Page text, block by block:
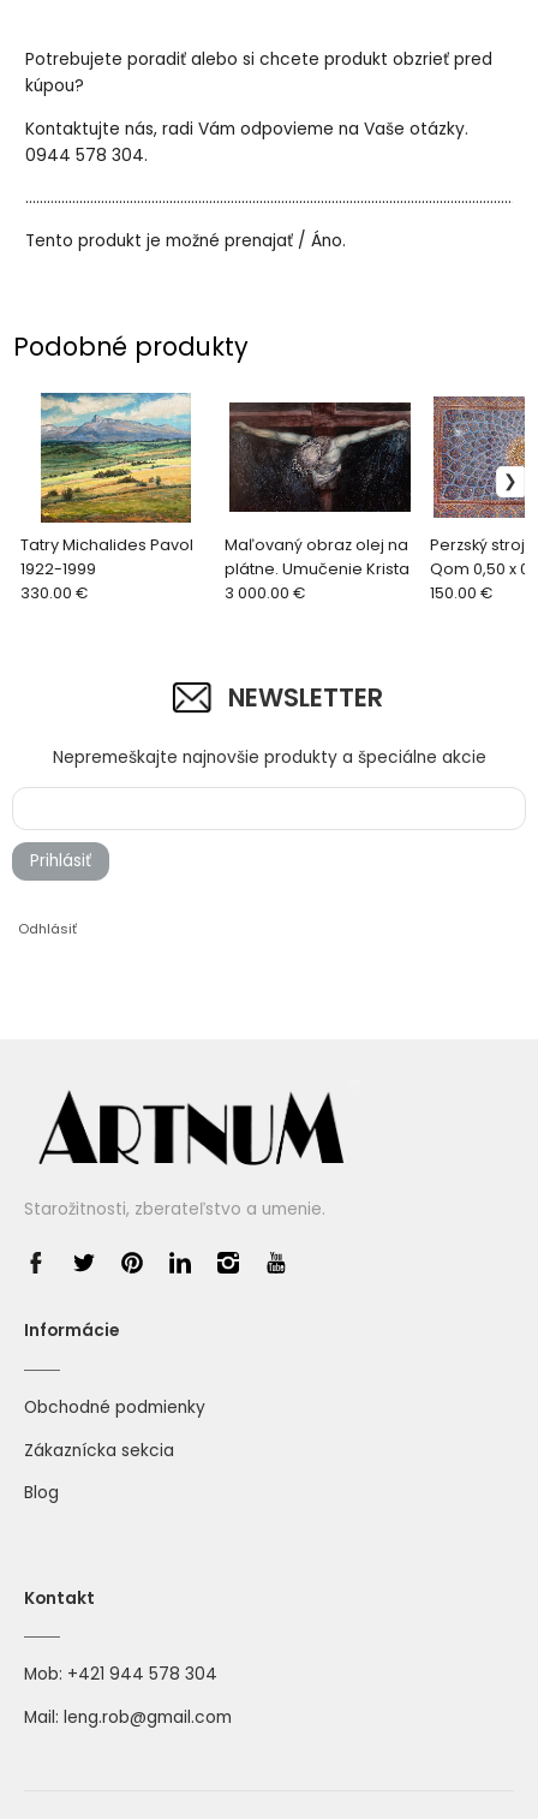
Potrebujete poradiť alebo si chcete produkt obzrieť pred
kúpou?
Kontaktujte nás, radi Vám odpovieme na Vaše otázky.
0944 578 304.
Tento produkt je možné prenajať / Áno.
Podobné produkty
Tatry Michalides Pavol
1922-1999
330.00 €
Maľovaný obraz olej na
plátne. Umučenie Krista
3 000.00 €
Perzský
Qom 0,50 x
150.00 €
NEWSLETTER
Nepremeškajte najnovšie produkty a špeciálne akcie
Prihlásiť
Odhlásiť
Starožitnosti, zberateľstvo a umenie.
Informácie
Obchodné podmienky
Zákaznícka sekcia
Blog
Kontakt
Mob: +421 944 578 304
Mail: leng.rob@gmail.com